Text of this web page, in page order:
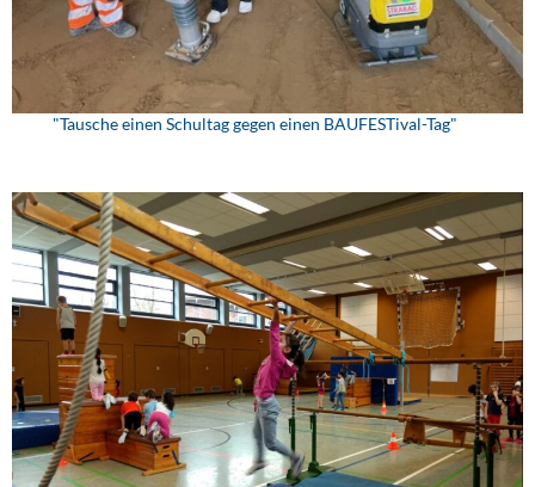
"Tausche einen Schultag gegen einen BAUFESTival-Tag"